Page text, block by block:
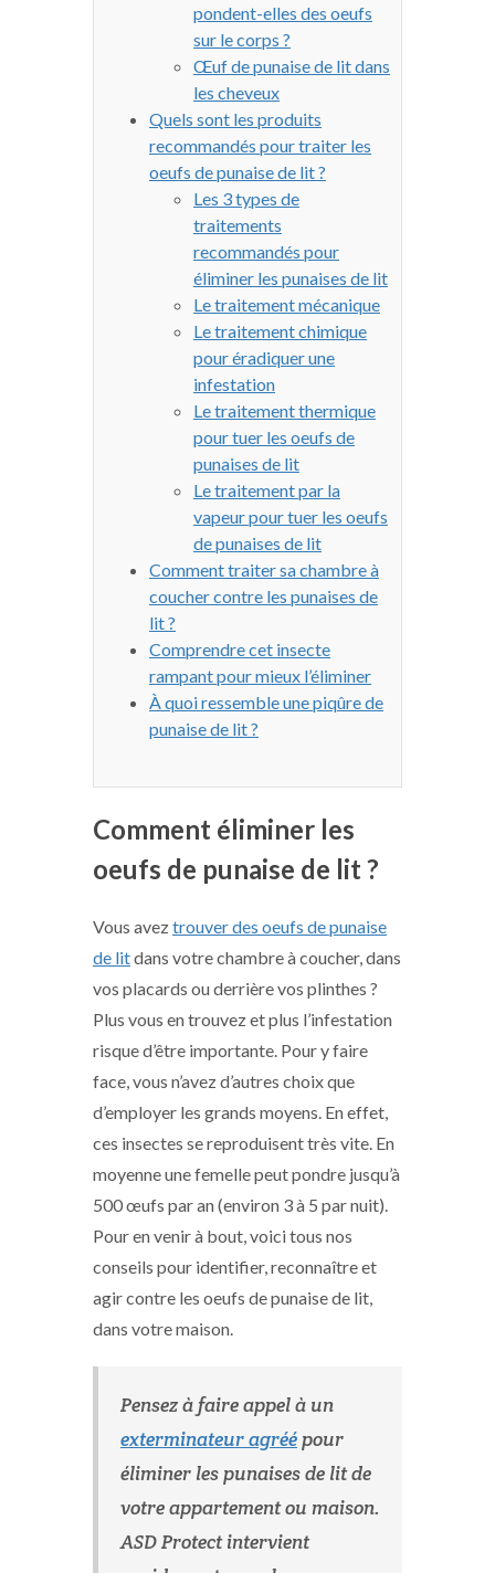
pondent-elles des oeufs
sur le corps ?
Œuf de punaise de lit dans
les cheveux
Quels sont les produits
recommandés pour traiter les
oeufs de punaise de lit ?
Les 3 types de
traitements
recommandés pour
éliminer les punaises de lit
Le traitement mécanique
Le traitement chimique
pour éradiquer une
infestation
Le traitement thermique
pour tuer les oeufs de
punaises de lit
Le traitement par la
vapeur pour tuer les oeufs
de punaises de lit
Comment traiter sa chambre à
coucher contre les punaises de
lit ?
Comprendre cet insecte
rampant pour mieux l’éliminer
À quoi ressemble une piqûre de
punaise de lit ?
Comment éliminer les
oeufs de punaise de lit ?
Vous aveztrouver des oeufs de punaise
de litdans votre chambre à coucher, dans
vos placards ou derrière vos plinthes ?
Plus vous en trouvez et plus l’infestation
risque d’être importante. Pour y faire
face, vous n’avez d’autres choix que
d’employer les grands moyens. En effet,
ces insectes se reproduisent très vite. En
moyenne une femelle peut pondre jusqu’à
500 œufs par an (environ 3 à 5 par nuit).
Pour en venir à bout, voici tous nos
conseils pour identifier, reconnaître et
agir contre les oeufs de punaise de lit,
dans votre maison.
Pensez à faire appel à un
exterminateur agréépour
éliminer les punaises de lit de
votre appartement ou maison.
ASD Protect intervient